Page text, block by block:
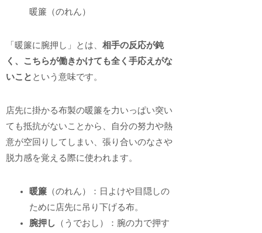
暖簾（のれん）
「暖簾に腕押し」とは、相手の反応が鈍
く、こちらが働きかけても全く手応えがな
いこと という意味です。
店先に掛かる布製の暖簾を力いっぱい突い
ても抵抗がないことから、自分の努力や熱
意が空回りしてしまい、張り合いのなさや
脱力感を覚える際に使われます。
暖簾 （のれん）：日よけや目隠しの
ために店先に吊り下げる布。
腕押し （うでおし）：腕の力で押す